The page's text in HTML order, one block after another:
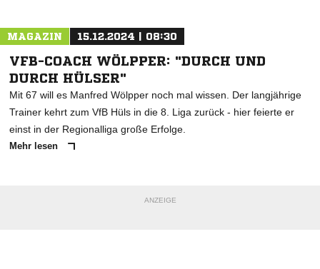
MAGAZIN 15.12.2024 | 08:30
VFB-COACH WÖLPPER: "DURCH UND
DURCH HÜLSER"
Mit 67 will es Manfred Wölpper noch mal wissen. Der langjährige
Trainer kehrt zum VfB Hüls in die 8. Liga zurück - hier feierte er
einst in der Regionalliga große Erfolge.
Mehr lesen
ANZEIGE